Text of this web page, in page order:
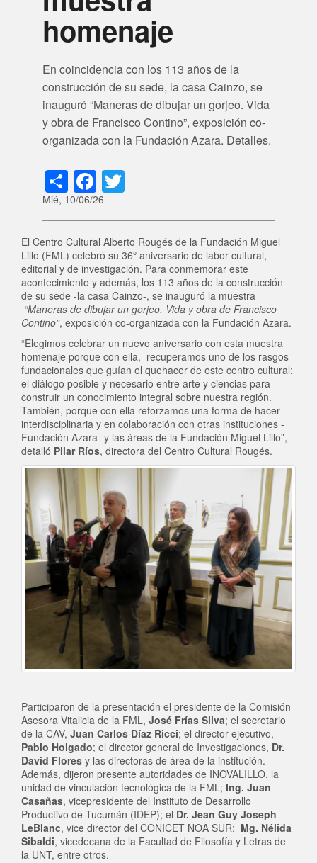
homenaje
En coincidencia con los 113 años de la
construcción de su sede, la casa Cainzo, se
inauguró “Maneras de dibujar un gorjeo. Vida
y obra de Francisco Contino”, exposición co-
organizada con la Fundación Azara. Detalles.
ShareFacebook
Mié, 10/06/26
El Centro Cultural Alberto Rougés de la Fundación Miguel
Lillo (FML) celebró su 36º aniversario de labor cultural,
editorial y de investigación. Para conmemorar este
acontecimiento y además, los 113 años de la construcción
de su sede -la casa Cainzo-, se inauguró la muestra
“Maneras de dibujar un gorjeo. Vida y obra de Francisco
Contino”, exposición co-organizada con la Fundación Azara.
“Elegimos celebrar un nuevo aniversario con esta muestra
homenaje porque con ella, recuperamos uno de los rasgos
fundacionales que guían el quehacer de este centro cultural:
el diálogo posible y necesario entre arte y ciencias para
construir un conocimiento integral sobre nuestra región.
También, porque con ella reforzamos una forma de hacer
interdisciplinaria y en colaboración con otras instituciones -
Fundación Azara- y las áreas de la Fundación Miguel Lillo”,
detalló Pilar Ríos, directora del Centro Cultural Rougés.
Participaron de la presentación el presidente de la Comisión
Asesora Vitalicia de la FML, José Frías Silva; el secretario
de la CAV, Juan Carlos Díaz Ricci; el director ejecutivo,
Pablo Holgado; el director general de Investigaciones, Dr.
David Flores y las directoras de área de la institución.
Además, dijeron presente autoridades de INOVALILLO, la
unidad de vinculación tecnológica de la FML; Ing. Juan
Casañas, vicepresidente del Instituto de Desarrollo
Productivo de Tucumán (IDEP); el Dr. Jean Guy Joseph
LeBlanc, vice director del CONICET NOA SUR; Mg. Nélida
Sibaldi, vicedecana de la Facultad de Filosofía y Letras de
la UNT, entre otros.